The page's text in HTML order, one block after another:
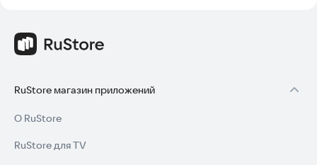
RuStore магазин приложений
О RuStore
RuStore для TV